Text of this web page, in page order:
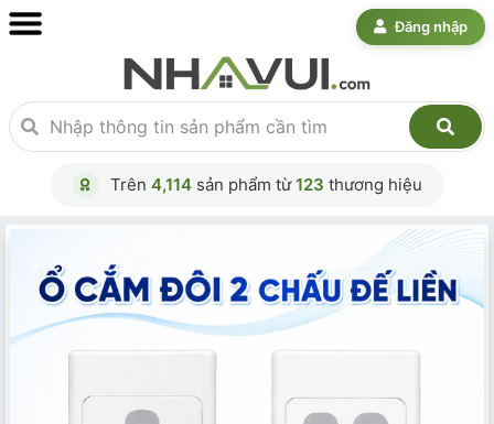
Đăng nhập
Trên 4,114sản phẩm từ123 thương hiệu